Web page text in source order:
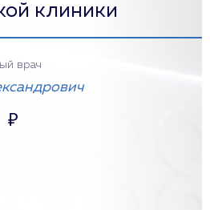
клиники
врач
₽